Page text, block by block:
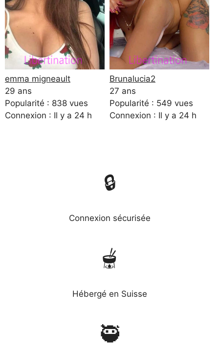
emma migneault
29 ans
Popularité : 838 vues
Connexion : Il y a 24 h
Brunalucia2
27 ans
Popularité : 549 vues
Connexion : Il y a 24 h
🔒
Connexion sécurisée
🫕
Hébergé en Suisse
🥷